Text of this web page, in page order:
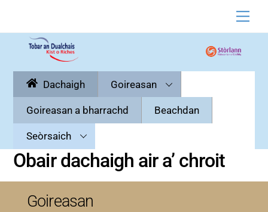
content
Dachaigh Goireasan
Goireasan a bharrachd Beachdan
Seòrsaich
Obair dachaigh air a’ chroit
Goireasan